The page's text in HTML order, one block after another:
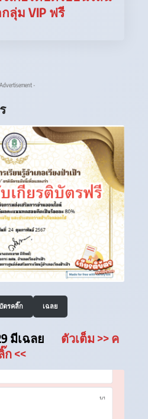
ลุ่ม VIP ฟรี
-
ตรคลิ๊ก เฉลย
มีเฉลย ตัวเต็ม >> ค
ก <<